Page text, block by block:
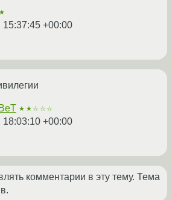
15:37:45 +00:00
★★☆☆☆
18:03:10 +00:00
комментарии в эту тему. Тема